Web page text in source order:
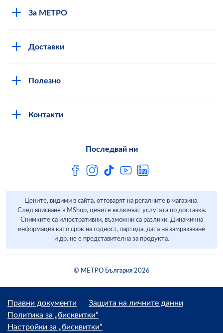
За МЕТРО
Доставки
Полезно
Контакти
Последвай ни
Цените, видими в сайта, отговарят на регалните в магазина.
След вписване в MShop, цените включват услугата по доставка.
Снимките са илюстративни, възможни са разлики. Динамична
информация като срок на годност, партида, дата на замразяване
и др. не е представителна за продукта.
© МЕТРО България 2026
Правни документи
Защита на личните данни
Политика за „бисквитки“
Настройки за „бисквитки“